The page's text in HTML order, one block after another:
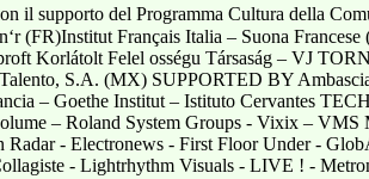
supporto del Programma Cultura della
(FR)Institut Français Italia – Suona
Korlátolt Felel osségu Társaság – VJ
S.A. (MX) SUPPORTED BY
– Goethe Institut – Istituto Cervantes
– Roland System Groups - Vixix –
- Electronews - First Floor Under -
- Lightrhythm Visuals - LIVE ! -